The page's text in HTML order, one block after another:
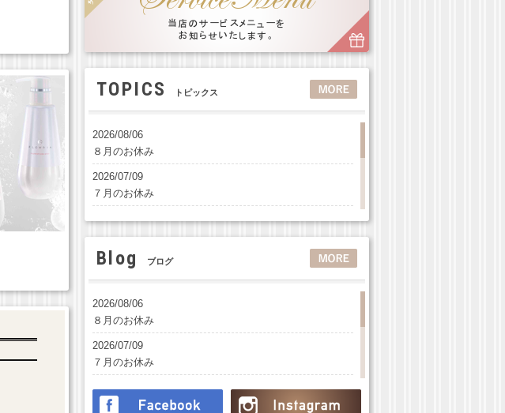
TOPICS トピックス
2026/08/06
８月のお休み
2026/07/09
７月のお休み
2026/05/30
6月のお休み
2026/04/30
５月のお休み
2026/04/01
４月のお休み
Blog ブログ
2026/08/06
８月のお休み
2026/07/09
７月のお休み
2026/05/30
6月のお休み